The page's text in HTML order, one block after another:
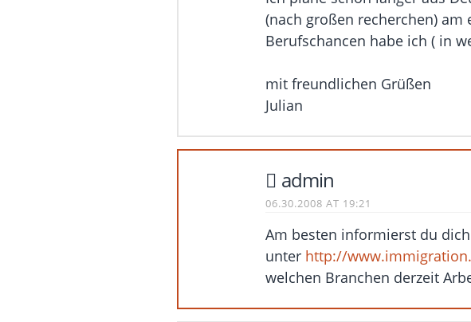
(nach großen recherchen)
Berufschancen habe ich ( in
mit freundlichen Grüßen
Julian
admin
06.30.2008 AT 19:21
Am besten informierst du
unter http://
welchen Branchen derzeit